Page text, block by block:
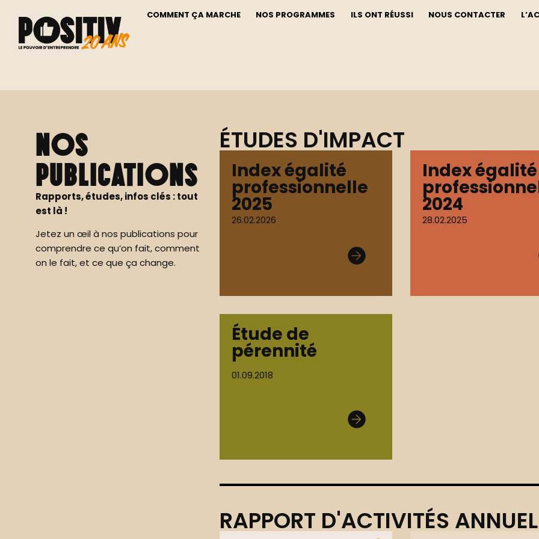
COMMENT ÇA MARCHE NOS PROGRAMMES ILS ONT RÉUSSI NOUS CONTACTER
Nos
publications
Rapports, études, infos clés : tout
est là !
Jetez un œil à nos publications pour
comprendre ce qu’on fait, comment
on le fait, et ce que ça change.
ÉTUDES D'IMPACT
Index égalité
professionnelle
2025
26.02.2026
Index égalité
2024
28.02.2025
Étude de
pérennité
01.09.2018
RAPPORT D'ACTIVITÉS